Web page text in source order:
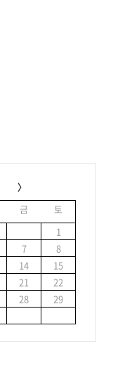
금
토
1
7
8
14
15
21
22
28
29